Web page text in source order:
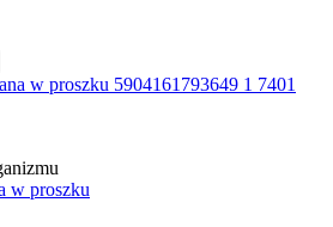
w proszku